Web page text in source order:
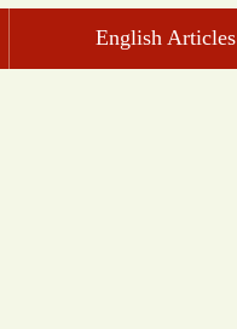
English Articles